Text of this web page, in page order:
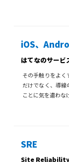
iOS、
はてなのサービ
その手触りをよ
だけでなく、導
ことに気を遣わな
SRE
Site Reliability